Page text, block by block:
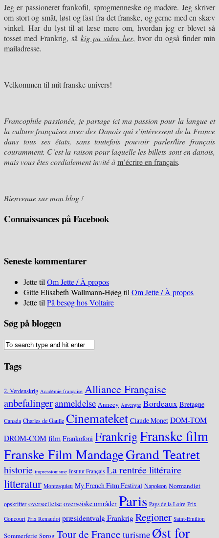
Jeg er passioneret frankofil, sprogmenneske og madøre. Jeg skriver
om stort og småt, løst og fast fra det franske, og gerne med en skæv
vinkel. Har du lyst til at læse mere om, hvordan jeg er blevet så
tosset med Frankrig, så kig på siden her, hvor du også finder min
mailadresse.
Velkommen til mit franske univers!
Francophile passionée, je partage ici ma passion pour la langue et
la culture françaises avec des Danois qui s’intéressent de la France
dans tous ses états, sans toutefois pouvoir parler/lire français
couramment. C’est la raison pour laquelle les billets sont en danois,
mais vous êtes cordialement invité àm’écrire en français.
Bienvenue sur mon blog !
Connaissances på Facebook
Seneste kommentarer
Jettetil Om Jette / À propos
Gitte Elisabeth Wallmann-Høegtil Om Jette / À propos
Jettetil På besøg hos Voltaire
Søg på bloggen
Tags
2. Verdenskrig Académie française Alliance Française
anbefalingeranmeldelse Annecy Auvergne Bordeaux Bretagne
Canada Charles de Gaulle Cinemateket Claude Monet DOM-TOM
DROM-COMfilm Frankofoni FrankrigFranske film
Franske Film MandageGrand Teatret
historie impressionisme Institut Français La rentrée littéraire
litteratur Montesquieu My French Film Festival Napoleon Normandiet
opskrifter oversættelse oversøiske områder Paris Pays de la Loire Prix
Goncourt Prix Renaudot præsidentvalg FrankrigRegioner Saint-Emilion
Sommerferie Sprog Tour de France turisme Øst for